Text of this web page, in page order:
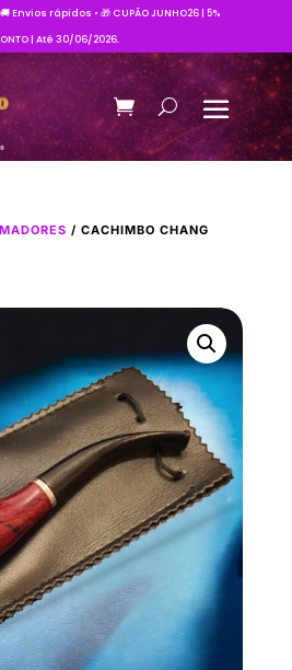
Envios rápidos • 🎁 CUPÃO JUNHO26 | 5%
| Até 30/06/2026.
/ CACHIMBO CHANG